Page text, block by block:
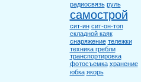
радиосвязь руль
самострой
сит-ин сит-он-топ
складной каяк
снаряжение тележки
техника гребли
транспортировка
фотосъемка хранение
юбка якорь